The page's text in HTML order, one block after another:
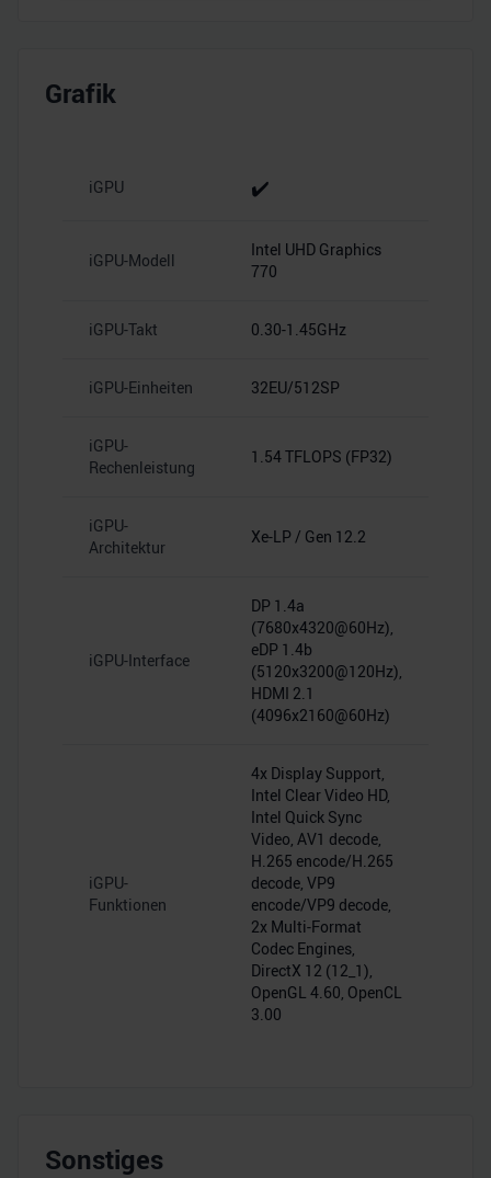
Verwendung unserer Website an unsere Partner für
haben oder die sie im Rahmen Ihrer Nutzung der Dienste
Grafik
iGPU ✔️
iGPU-Modell
Intel UHD Graphics
770
iGPU-Takt 0.30-1.45GHz
iGPU-Einheiten 32EU/512SP
iGPU-
Rechenleistung
1.54 TFLOPS (FP32)
iGPU-
Architektur
Xe-LP / Gen 12.2
iGPU-Interface
DP 1.4a
(7680x4320@60Hz),
eDP 1.4b
(5120x3200@120Hz),
HDMI 2.1
(4096x2160@60Hz)
iGPU-
Funktionen
4x Display Support,
Intel Clear Video HD,
Intel Quick Sync
Video, AV1 decode,
H.265 encode/H.265
decode, VP9
encode/VP9 decode,
2x Multi-Format
Codec Engines,
DirectX 12 (12_1),
OpenGL 4.60, OpenCL
3.00
Sonstiges